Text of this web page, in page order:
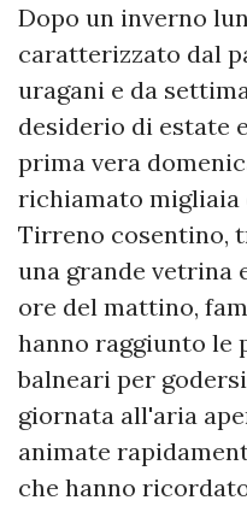
Dopo un inverno
caratterizzato dal
uragani e da
desiderio di estate
prima vera
richiamato migliaia
Tirreno cosentino,
una grande vetrina
ore del mattino,
hanno raggiunto le
balneari per
giornata all'aria
animate
che hanno